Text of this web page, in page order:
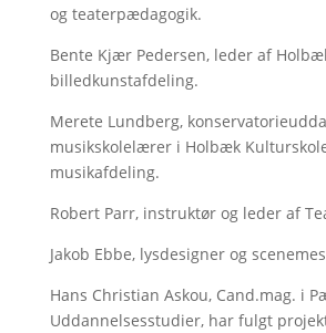
og teaterpædagogik.
Bente Kjær Pedersen, leder af
billedkunstafdeling.
Merete Lundberg,
musikskolelærer i Holbæk
musikafdeling.
Robert Parr, instruktør og leder af
Jakob Ebbe, lysdesigner og
Hans Christian Askou, Cand.mag. i
Uddannelsesstudier, har fulgt